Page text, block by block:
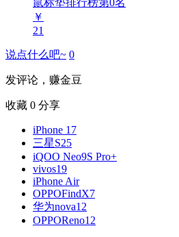
￥
21
说点什么吧~ 0
发评论，赚金豆
收藏 0 分享
iPhone 17
三星S25
iQOO Neo9S Pro+
vivos19
iPhone Air
OPPOFindX7
华为nova12
OPPOReno12